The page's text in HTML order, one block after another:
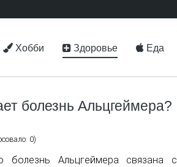
Хобби Здоровье Еда
болезнь Альцгеймера?
0)
болезнь Альцгеймера связана с